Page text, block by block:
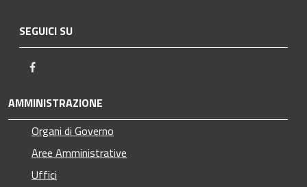
SEGUICI SU
AMMINISTRAZIONE
Organi di Governo
Aree Amministrative
Uffici